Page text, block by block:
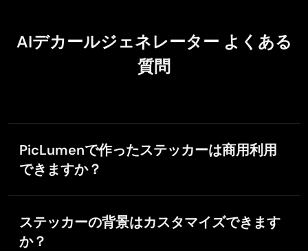
Im only doing this for the free stuff
Great Job
I really like the app because it doesn’t change much of
AIデカールジェネレーター よくある
質問
PicLumenで作ったステッカーは商用利用
できますか？
はい。有料プランのユーザーは、PicLumenで生成した
プランのユーザーは、個人利用のみに制限されます。
ステッカーの背景はカスタマイズできます
か？